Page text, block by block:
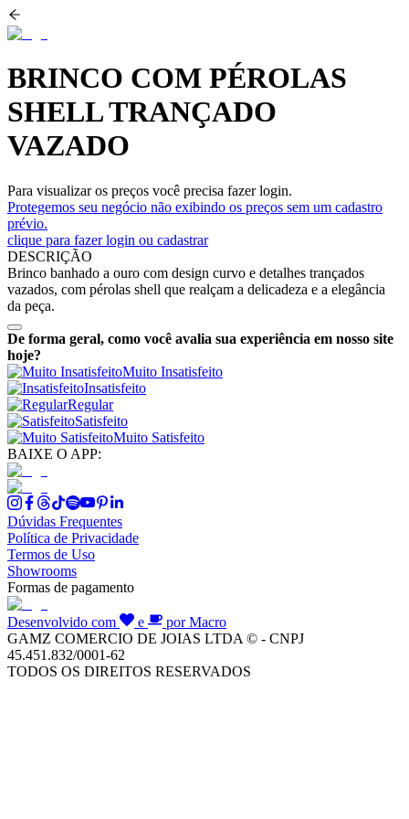
BRINCO COM PÉROLAS
SHELL TRANÇADO
VAZADO
Para visualizar os preços você precisa fazer login.
Protegemos seu negócio não exibindo os preços sem um cadastro
prévio.
clique para fazer login ou cadastrar
DESCRIÇÃO
Brinco banhado a ouro com design curvo e detalhes trançados
vazados, com pérolas shell que realçam a delicadeza e a elegância
da peça.
De forma geral, como você avalia sua experiência em nosso site
hoje?
Muito Insatisfeito
Insatisfeito
Regular
Satisfeito
Muito Satisfeito
BAIXE O APP:
Dúvidas Frequentes
Política de Privacidade
Termos de Uso
Showrooms
Formas de pagamento
Desenvolvido com e
por Macro
GAMZ COMERCIO DE JOIAS LTDA © - CNPJ
45.451.832/0001-62
TODOS OS DIREITOS RESERVADOS